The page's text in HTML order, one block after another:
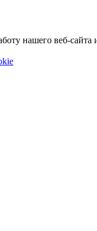
нашего веб-сайта